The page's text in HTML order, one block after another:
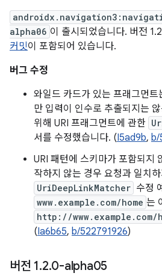
alpha06 이 출시되었습니다. 버전
커밋이 포함되어 있습니다.
버그 수정
와일드 카드가 있는 프래그먼트
만 입력이 인수로 추출되지는
위해 URI 프래그먼트에 관한
서를 수정했습니다. (I5ad9b, b/
URI 패턴에 스키마가 포함되지
작하지 않는 경우 요청과 일치
UriDeepLinkMatcher 수정
www.example.com/home 는
http://www.example.com/
(Ia6b65, b/522791926)
버전 1.2.0-alpha05